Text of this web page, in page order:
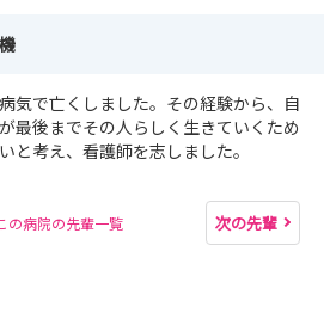
気で亡くしました。その経験から、自
最後までその人らしく生きていくため
と考え、看護師を志しました。
の病院の先輩一覧 次の先輩